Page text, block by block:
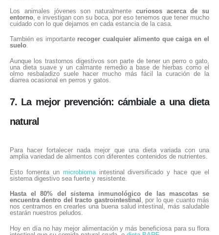
Los animales jóvenes son naturalmente curiosos acerca de su
entorno , e investigan con su boca, por eso tenemos que tener mucho
cuidado con lo que dejamos en cada estancia de la casa.
También es importante recoger cualquier alimento que caiga en el
suelo.
Aunque los trastornos digestivos son parte de tener un perro o gato,
una dieta suave y un calmante remedio a base de hierbas como el
olmo resbaladizo suele hacer mucho más fácil la curación de la
diarrea ocasional en perros y gatos.
7. La mejor prevención: cámbiale a una dieta
natural
Para hacer fortalecer nada mejor que una dieta variada con una
amplia variedad de alimentos con diferentes contenidos de nutrientes.
Esto fomenta un microbiomaintestinal diversificado y hace que el
sistema digestivo sea fuerte y resistente.
Hasta el 80% del sistema inmunológico de las mascotas se
encuentra dentro del tracto gastrointestinal , por lo que cuanto más
nos centramos en crearles una buena salud intestinal, más saludable
estarán nuestros peludos.
Hoy en día no hay mejor alimentación y más beneficiosa para su flora